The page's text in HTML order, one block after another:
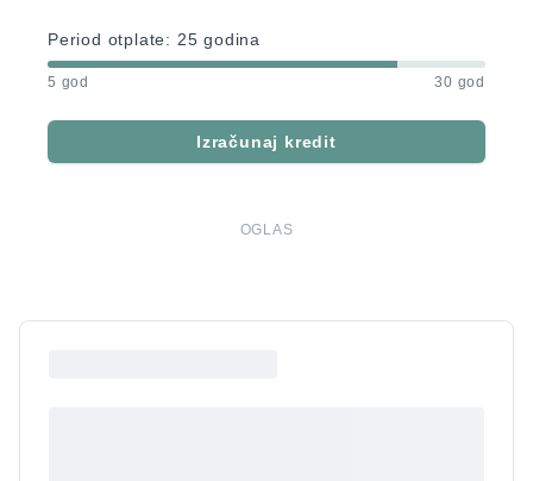
Period otplate: 25 godina
5 god 30 god
Izračunaj kredit
OGLAS